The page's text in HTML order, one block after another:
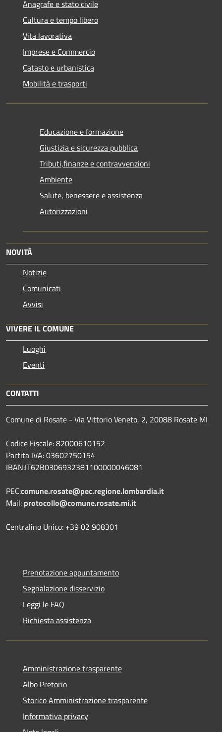
Anagrafe e stato civile
Cultura e tempo libero
Vita lavorativa
Imprese e Commercio
Catasto e urbanistica
Mobilità e trasporti
Educazione e formazione
Giustizia e sicurezza pubblica
Tributi,finanze e contravvenzioni
Ambiente
Salute, benessere e assistenza
Autorizzazioni
NOVITÀ
Notizie
Comunicati
Avvisi
VIVERE IL COMUNE
Luoghi
Eventi
CONTATTI
Comune di Rosate - Via Vittorio Veneto, 2, 20088 Rosate MI
Codice Fiscale: 82000610152
Partita IVA: 03602750154
IBAN:IT62B0306932381100000046081
PEC:comune.rosate@pec.regione.lombardia.it
Mail: protocollo@comune.rosate.mi.it
Centralino Unico: +39 02 908301
Prenotazione appuntamento
Segnalazione disservizio
Leggi le FAQ
Richiesta assistenza
Amministrazione trasparente
Albo Pretorio
Storico Amministrazione trasparente
Informativa privacy